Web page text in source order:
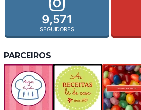
9,571
SEGUIDORES
PARCEIROS